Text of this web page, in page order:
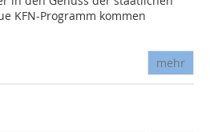
KFN-Programm kommen
mehr